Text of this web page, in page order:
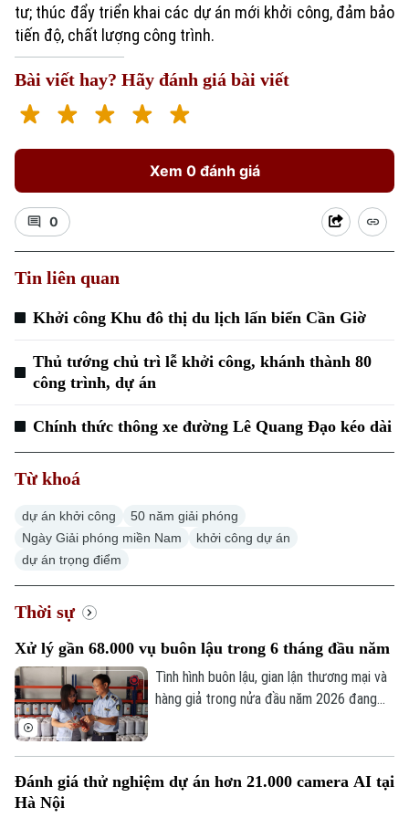
Chuyên mục
Thời sự
tư; thúc đẩy triển khai các dự án mới khởi công, đảm bảo
tiến độ, chất lượng công trình.
Bài viết hay? Hãy đánh giá bài viết
Xem 0 đánh giá
0
Tin liên quan
Khởi công Khu đô thị du lịch lấn biển Cần Giờ
Thủ tướng chủ trì lễ khởi công, khánh thành 80
công trình, dự án
Chính thức thông xe đường Lê Quang Đạo kéo dài
Từ khoá
dự án khởi công
50 năm giải phóng
Ngày Giải phóng miền Nam
khởi công dự án
dự án trọng điểm
Thời sự
Xử lý gần 68.000 vụ buôn lậu trong 6 tháng đầu năm
Tình hình buôn lậu, gian lận thương mại và
hàng giả trong nửa đầu năm 2026 đang
năm, lực lượng chức năng cả nước đã
Đánh giá thử nghiệm dự án hơn 21.000 camera AI tại
Hà Nội